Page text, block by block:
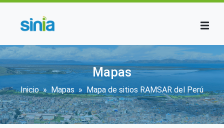
Mapas
Sobrescribir enlaces de ayuda a la
Inicio Mapas Mapa de sitios RAMSAR del Perú